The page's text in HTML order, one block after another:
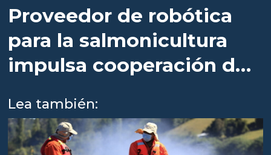
Proveedor de robótica
para la salmonicultura
impulsa cooperación de
Lea también: